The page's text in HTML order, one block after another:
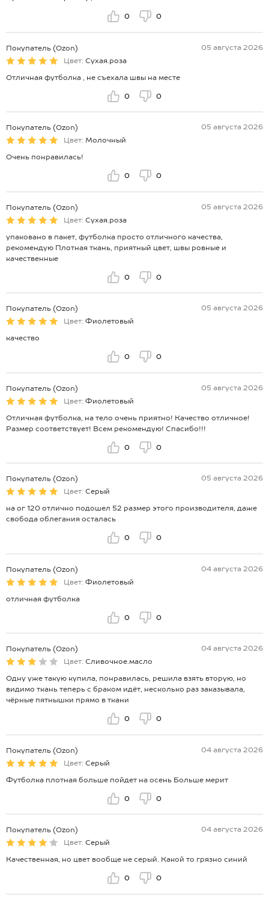
0 0
Покупатель (Ozon)
05 августа 2026
Цвет: Сухая.роза
Отличная футболка , не съехала швы на месте
0 0
Покупатель (Ozon)
05 августа 2026
Цвет: Молочный
Очень понравилась!
0 0
Покупатель (Ozon)
05 августа 2026
Цвет: Сухая.роза
упаковано в пакет, футболка просто отличного качества,
рекомендую Плотная ткань, приятный цвет, швы ровные и
качественные
0 0
Покупатель (Ozon)
05 августа 2026
Цвет: Фиолетовый
качество
0 0
Покупатель (Ozon)
05 августа 2026
Цвет: Фиолетовый
Отличная футболка, на тело очень приятно! Качество отличное!
Размер соответствует! Всем рекомендую! Спасибо!!!
0 0
Покупатель (Ozon)
05 августа 2026
Цвет: Серый
на ог 120 отлично подошел 52 размер этого производителя, даже
свобода облегания осталась
0 0
Покупатель (Ozon)
04 августа 2026
Цвет: Фиолетовый
отличная футболка
0 0
Покупатель (Ozon)
04 августа 2026
Цвет: Сливочное.масло
Одну уже такую купила, понравилась, решила взять вторую, но
видимо ткань теперь с браком идёт, несколько раз заказывала,
чёрные пятнышки прямо в ткани
0 0
Покупатель (Ozon)
04 августа 2026
Цвет: Серый
Футболка плотная больше пойдет на осень Больше мерит
0 0
Покупатель (Ozon)
04 августа 2026
Цвет: Серый
Качественная, но цвет вообще не серый. Какой то грязно синий
0 0